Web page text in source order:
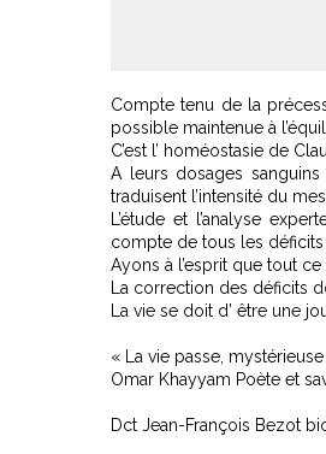
Compte tenu de la
possible maintenue à
C’est l’ homéostasie de
A leurs dosages
traduisent l’intensité du
L’étude et l’analyse
compte de tous les
Ayons à l’esprit que tout
La correction des déficits
La vie se doit d’ être une
« La vie passe,
Omar Khayyam Poète et
Dct Jean-François Bezot